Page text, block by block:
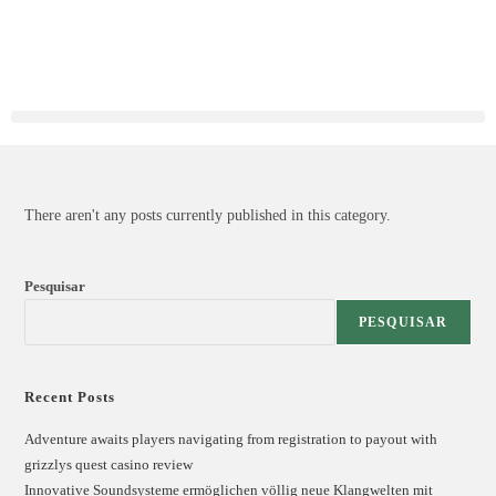
There aren't any posts currently published in this category.
Pesquisar
PESQUISAR
Recent Posts
Adventure awaits players navigating from registration to payout with
grizzlys quest casino review
Innovative Soundsysteme ermöglichen völlig neue Klangwelten mit